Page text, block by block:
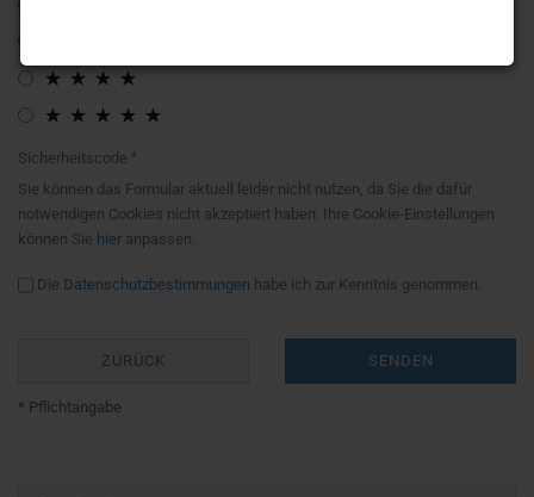
Sicherheitscode
Sie können das Formular aktuell leider nicht nutzen, da Sie die dafür
notwendigen Cookies nicht akzeptiert haben. Ihre Cookie-Einstellungen
können Sie hier anpassen.
Die Datenschutzbestimmungen habe ich zur Kenntnis genommen.
ZURÜCK SENDEN
* Pflichtangabe